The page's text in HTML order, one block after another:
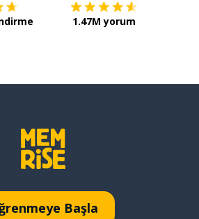
1.47M yorum
Başla